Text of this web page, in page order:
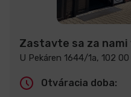
Zastavte sa za nami
U Pekáren 1644/1a, 102 00
Otváracia doba: